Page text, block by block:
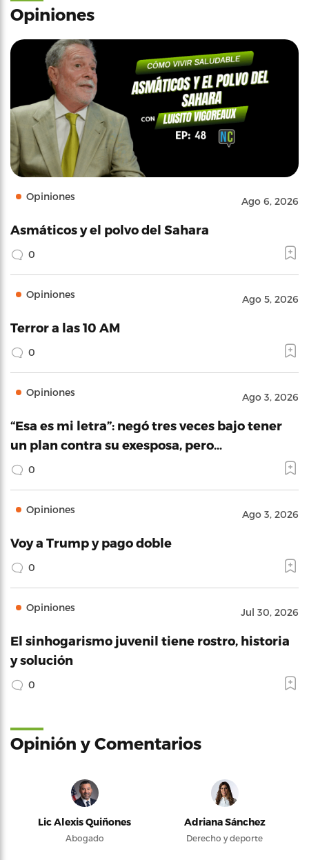
Opiniones
Opiniones Ago 6, 2026
Asmáticos y el polvo del Sahara
0
Opiniones Ago 5, 2026
Terror a las 10 AM
0
Opiniones Ago 3, 2026
“Esa es mi letra”: negó tres veces bajo tener
un plan contra su exesposa, pero…
0
Opiniones Ago 3, 2026
Voy a Trump y pago doble
0
Opiniones Jul 30, 2026
El sinhogarismo juvenil tiene rostro, historia
y solución
0
Opinión y Comentarios
Lic Alexis Quiñones
Abogado
Adriana Sánchez
Derecho y deporte